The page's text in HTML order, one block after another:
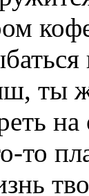
ты
на
то